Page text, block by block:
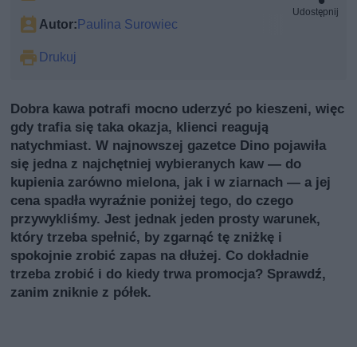
Autor:Paulina Surowiec
Drukuj
Udostępnij
Dobra kawa potrafi mocno uderzyć po kieszeni, więc
gdy trafia się taka okazja, klienci reagują
natychmiast. W najnowszej gazetce Dino pojawiła
się jedna z najchętniej wybieranych kaw — do
kupienia zarówno mielona, jak i w ziarnach — a jej
cena spadła wyraźnie poniżej tego, do czego
przywykliśmy. Jest jednak jeden prosty warunek,
który trzeba spełnić, by zgarnąć tę zniżkę i
spokojnie zrobić zapas na dłużej. Co dokładnie
trzeba zrobić i do kiedy trwa promocja? Sprawdź,
zanim zniknie z półek.